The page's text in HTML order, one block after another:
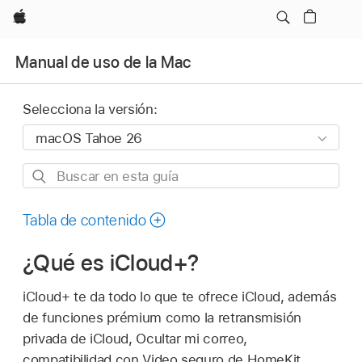
Apple
Manual de uso de la Mac
Selecciona la versión:
Buscar
esta
Tabla de contenido
¿Qué es iCloud+?
iCloud+ te da todo lo que te ofrece iCloud, además
de funciones prémium como la retransmisión
privada de iCloud, Ocultar mi correo,